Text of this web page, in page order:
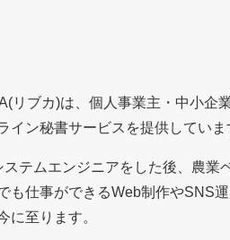
リブカ)は、個人事業主・中小企
イン秘書サービスを提供していま
ステムエンジニアをした後、農業
も仕事ができるWeb制作やSNS
に至ります。